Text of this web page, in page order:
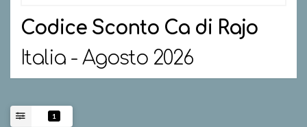
Codice Sconto Ca di Rajo
Italia - Agosto 2026
1